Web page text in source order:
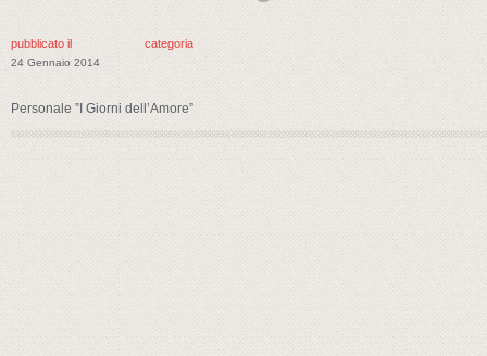
pubblicato il
24 Gennaio 2014
categoria
Personale ”I Giorni dell’Amore”